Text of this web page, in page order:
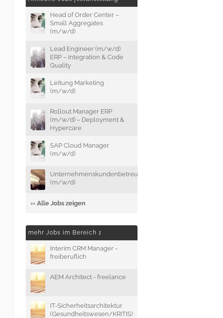
Head of Order Center –
Small Aggregates
(m/w/d)
Lead Engineer (m/w/d)
ERP – Integration & Code
Quality
Leitung Marketing
(m/w/d)
Rollout Manager ERP
(m/w/d) – Deployment &
Hypercare
SAP Cloud Manager
(m/w/d)
Unternehmenskundenbetreuer
(m/w/d)
›› Alle Jobs zeigen
mehr Jobs im Bereich 1
Interim CRM Manager -
freiberuflich
AEM Architect - freelance
IT-Sicherheitsarchitektur
(Gesundheitswesen/KRITIS)